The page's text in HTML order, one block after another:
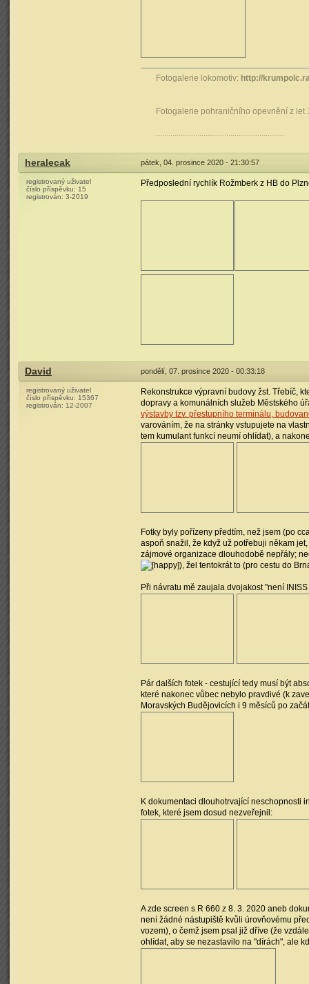
Fotogalerie lokomotiv: http://
Fotogalerie pohraničního opevnění z let
..............................................................
heralecak pátek, 04. prosince 2020 - 21:30:57
registrovaný uživatel
číslo příspěvku: 15
registrován: 3-2019
Předposlední rychlík Rožmberk z HB do
David pondělí, 07. prosince 2020 - 00:33:18
registrovaný uživatel
číslo příspěvku: 15367
registrován: 12-2007
Rekonstrukce výpravní budovy žst. Třebíč,
dopravy a komunálních služeb Městského
výstavby tzv. přestupního terminálu,
varováním, že na stránky vstupujete na
tem kumulant funkcí neumí ohlídat), a
Fotky byly pořízeny předtím, než jsem (po
aspoň snažil, že když už potřebuji někam
zájmové organizace dlouhodobě nepřály;
), žel tentokrát to (pro cestu do
Při návratu mě zaujala dvojakost "není
Pár dalších fotek - cestující tedy musí být
které nakonec vůbec nebylo pravdivé (k
Moravských Budějovicích i 9 měsíců po
K dokumentaci dlouhotrvající neschopnosti
fotek, které jsem dosud nezveřejnil:
A zde screen s R 660 z 8. 3. 2020 aneb
není žádné nástupiště kvůli úrovňovému
vozem), o čemž jsem psal již dříve (že
ohlídat, aby se nezastavilo na "dírách", ale